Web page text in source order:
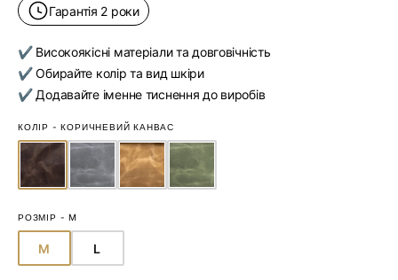
Гарантія 2 роки
✔ Високоякісні матеріали та довговічність
✔ Обирайте колір та вид шкіри
✔ Додавайте іменне тиснення до виробів
КОЛІР -КОРИЧНЕВИЙ КАНВАС
РОЗМІР - M
MВАРІАНТ
LВАРІАНТ